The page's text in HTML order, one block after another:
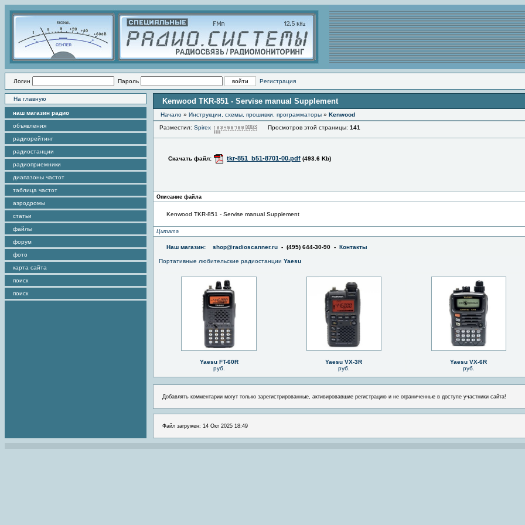
Логин Пароль Регистрация
На главную
наш магазин радио
объявления
радиорейтинг
радиостанции
радиоприемники
диапазоны частот
таблица частот
аэродромы
статьи
файлы
форум
фото
карта сайта
поиск
поиск
Kenwood TKR-851 - Servise manual Supplement
Начало » Инструкции, схемы, прошивки, программаторы » Kenwood
Разместил: Spirex Просмотров этой страницы: 141
Скачать файл: tkr-851_b51-8701-00.pdf (493.6 Kb)
Описание файла
Kenwood TKR-851 - Servise manual Supplement
Цитата
Наш магазин: shop@radioscanner.ru - (495) 644-30-90 - Контакты
Портативные любительские радиостанции Yaesu
Yaesu FT-60R
руб.
Yaesu VX-3R
руб.
Yaesu VX-6R
руб.
Добавлять комментарии могут только зарегистрированные, активировавшие регистрацию и не ограниченные в доступе участники сайта!
Файл загружен: 14 Окт 2025 18:49